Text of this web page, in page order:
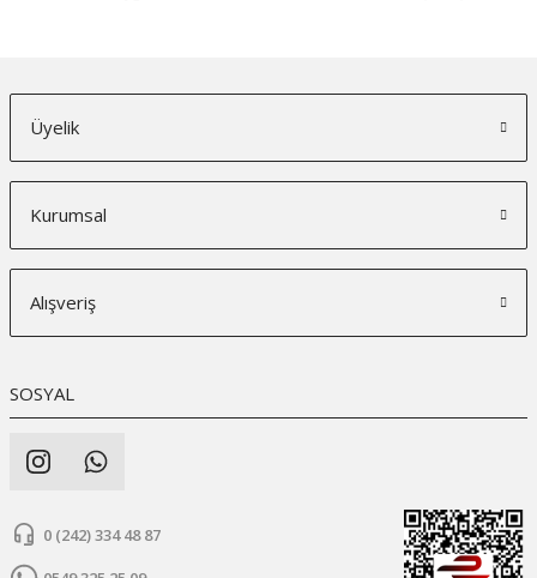
Üyelik
Kurumsal
Alışveriş
SOSYAL
0 (242) 334 48 87